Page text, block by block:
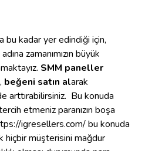
bu kadar yer edindiği için,
zamanımızın büyük
SMM paneller
beğeni satın alarak
arttırabilirsiniz. Bu konuda
etmeniz paranızın boşa
igresellers.com/ bu konuda
hiçbir müşterisini mağdur